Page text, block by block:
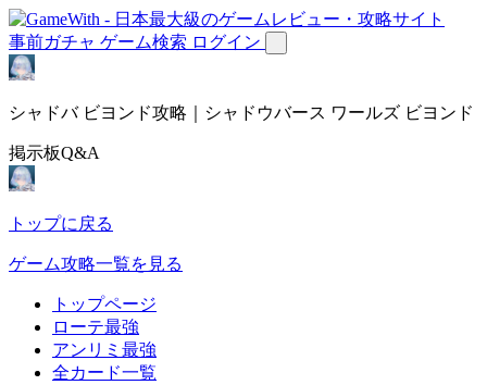
事前ガチャ ゲーム検索 ログイン
シャドバ ビヨンド攻略｜シャドウバース ワールズ ビヨンド
掲示板Q&A
トップに戻る
ゲーム攻略一覧を見る
トップページ
ローテ最強
アンリミ最強
全カード一覧